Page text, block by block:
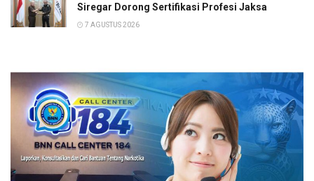
Siregar Dorong Sertifikasi Profesi Jaksa
7 AGUSTUS 2026